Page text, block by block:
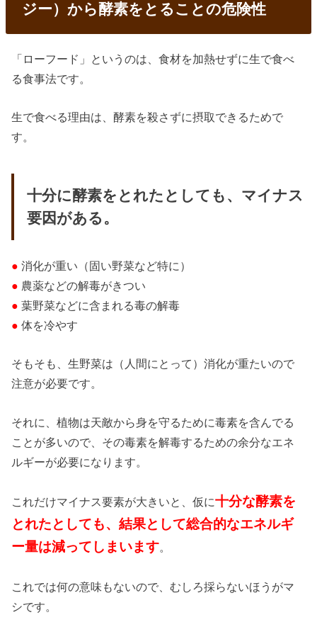
ジー）から酵素をとることの危険性
「ローフード」というのは、食材を加熱せずに生で食べ
る食事法です。
生で食べる理由は、酵素を殺さずに摂取できるためで
す。
十分に酵素をとれたとしても、マイナス
要因がある。
● 消化が重い（固い野菜など特に）
● 農薬などの解毒がきつい
● 葉野菜などに含まれる毒の解毒
● 体を冷やす
そもそも、生野菜は（人間にとって）消化が重たいので
注意が必要です。
それに、植物は天敵から身を守るために毒素を含んでる
ことが多いので、その毒素を解毒するための余分なエネ
ルギーが必要になります。
これだけマイナス要素が大きいと、仮に十分な酵素を
とれたとしても、結果として総合的なエネルギ
ー量は減ってしまいます。
これでは何の意味もないので、むしろ採らないほうがマ
シです。